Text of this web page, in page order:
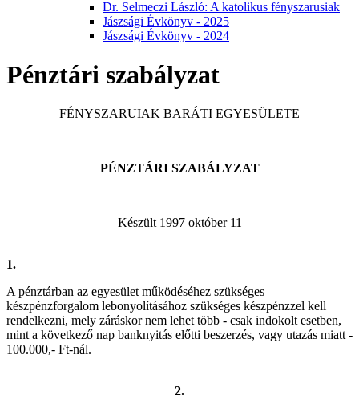
Dr. Selmeczi László: A katolikus fényszarusiak
Jászsági Évkönyv - 2025
Jászsági Évkönyv - 2024
Pénztári szabályzat
FÉNYSZARUIAK BARÁTI EGYESÜLETE
PÉNZTÁRI SZABÁLYZAT
Készült 1997 október 11
1.
A pénztárban az egyesület működéséhez szükséges
készpénzforgalom lebonyolításához szükséges készpénzzel kell
rendelkezni, mely záráskor nem lehet több - csak indokolt esetben,
mint a következő nap banknyitás előtti beszerzés, vagy utazás miatt -
100.000,- Ft-nál.
2.